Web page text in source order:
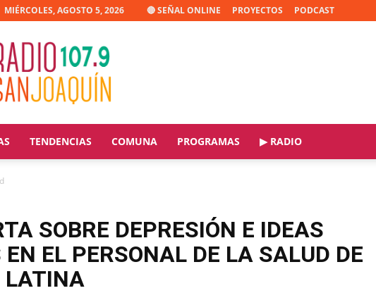
MIÉRCOLES, AGOSTO 5, 2026 🔴 SEÑAL ONLINE PROYECTOS PODCAST
Radio
Joaquín
TENDENCIAS COMUNA PROGRAMAS ▶ RADIO
SOBRE DEPRESIÓN E IDEAS
EL PERSONAL DE LA SALUD DE
LATINA